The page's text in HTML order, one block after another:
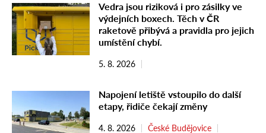
Vedra jsou riziková i pro zásilky ve
výdejních boxech. Těch v ČR
raketově přibývá a pravidla pro jejich
umístění chybí.
5. 8. 2026
Napojení letiště vstoupilo do další
etapy, řidiče čekají změny
4. 8. 2026 České Budějovice